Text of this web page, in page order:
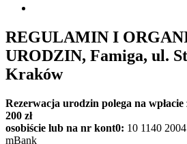
REGULAMIN I
URODZIN, Famiga, ul.
Kraków
Rezerwacja urodzin polega na
200 zł
osobiście lub na nr kont0: 10 1140
mBank